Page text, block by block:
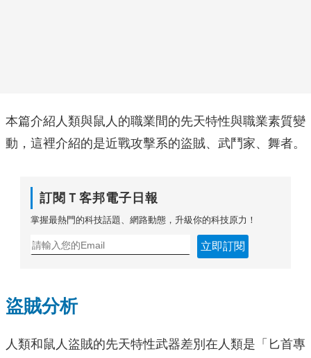
本篇介紹人類與鼠人的職業間的先天特性與職業素質變
動，這裡介紹的是近戰攻擊系的盜賊、武鬥家、舞者。
訂閱Ｔ客邦電子日報
掌握最熱門的科技話題、網路動態，升級你的科技原力！
立即訂閱
盜賊分析
人類和鼠人盜賊的先天特性武器差別在人類是「匕首專